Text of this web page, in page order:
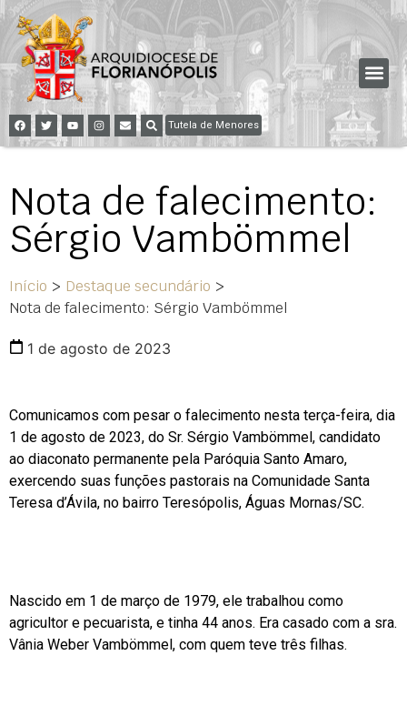
Tutela de Menores
Nota de falecimento:
Sérgio Vambömmel
Início > Destaque secundário >
Nota de falecimento: Sérgio Vambömmel
1 de agosto de 2023
Comunicamos com pesar o falecimento nesta terça-feira, dia
1 de agosto de 2023, do Sr. Sérgio Vambömmel, candidato
ao diaconato permanente pela Paróquia Santo Amaro,
exercendo suas funções pastorais na Comunidade Santa
Teresa d’Ávila, no bairro Teresópolis, Águas Mornas/SC.
Nascido em 1 de março de 1979, ele trabalhou como
agricultor e pecuarista, e tinha 44 anos. Era casado com a sra.
Vânia Weber Vambömmel, com quem teve três filhas.